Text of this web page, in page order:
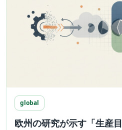
global
欧州の研究が示す「生産